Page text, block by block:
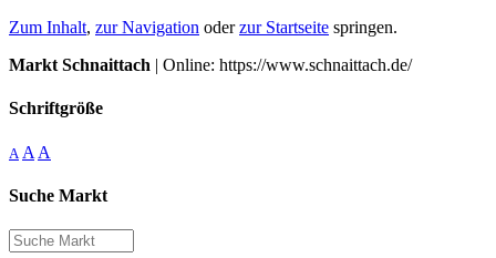
Zum Inhalt, zur Navigation oderzur Startseite springen.
Markt Schnaittach | Online: https://www.schnaittach.de/
Schriftgröße
A A A
Suche Markt